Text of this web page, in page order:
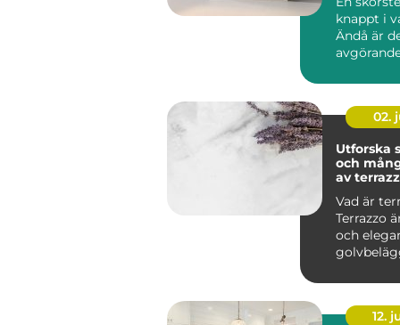
knappt i
Ändå är
värmek...
02.
Utforska
och
av
Vad är
Terrazzo
och
12.